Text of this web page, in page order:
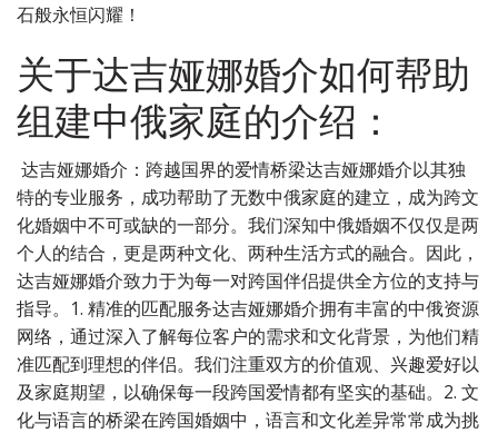
石般永恒闪耀！
关于达吉娅娜婚介如何帮助
组建中俄家庭的介绍：
达吉娅娜婚介：跨越国界的爱情桥梁达吉娅娜婚介以其独
特的专业服务，成功帮助了无数中俄家庭的建立，成为跨文
化婚姻中不可或缺的一部分。我们深知中俄婚姻不仅仅是两
个人的结合，更是两种文化、两种生活方式的融合。因此，
达吉娅娜婚介致力于为每一对跨国伴侣提供全方位的支持与
指导。1. 精准的匹配服务达吉娅娜婚介拥有丰富的中俄资源
网络，通过深入了解每位客户的需求和文化背景，为他们精
准匹配到理想的伴侣。我们注重双方的价值观、兴趣爱好以
及家庭期望，以确保每一段跨国爱情都有坚实的基础。2. 文
化与语言的桥梁在跨国婚姻中，语言和文化差异常常成为挑